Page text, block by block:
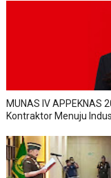
MUNAS IV APPEKNAS
Kontraktor Menuju